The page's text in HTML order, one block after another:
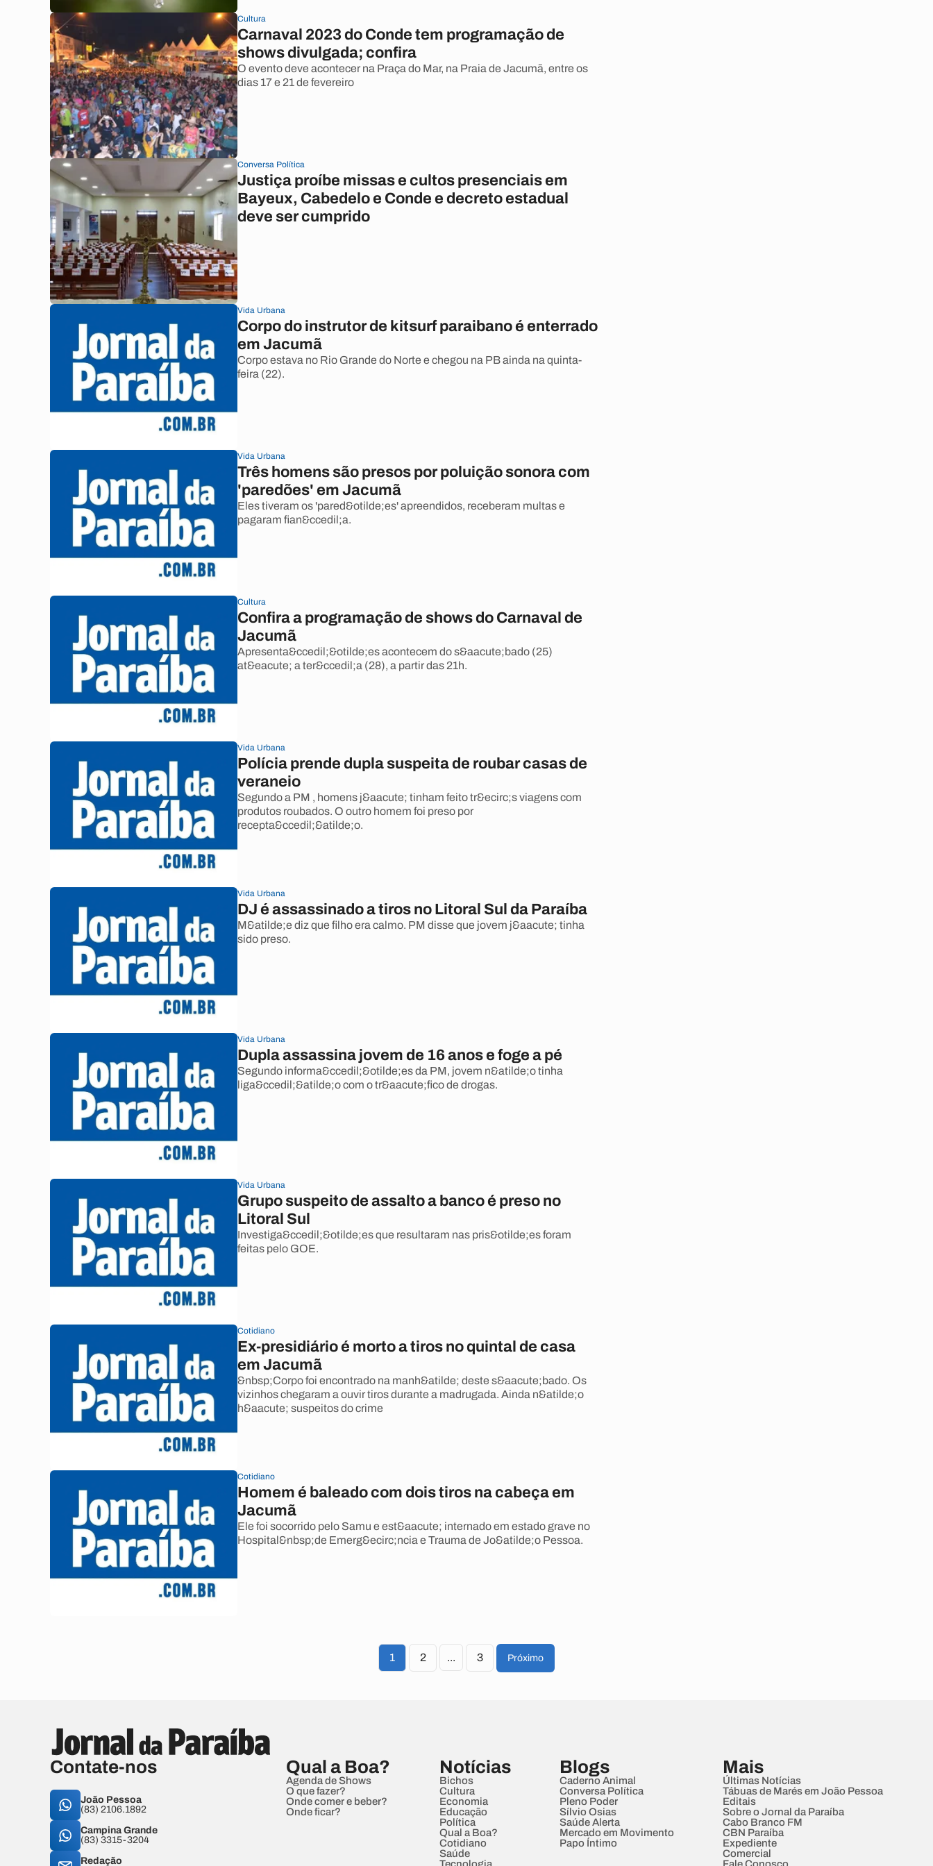
Cultura
Carnaval 2023 do Conde tem programação de
shows divulgada; confira
O evento deve acontecer na Praça do Mar, na Praia de Jacumã, entre os
dias 17 e 21 de fevereiro
Conversa Política
Justiça proíbe missas e cultos presenciais em
Bayeux, Cabedelo e Conde e decreto estadual
deve ser cumprido
Vida Urbana
Corpo do instrutor de kitsurf paraibano é enterrado
em Jacumã
Corpo estava no Rio Grande do Norte e chegou na PB ainda na quinta-
feira (22).
Vida Urbana
Três homens são presos por poluição sonora com
'paredões' em Jacumã
Eles tiveram os 'pared&otilde;es' apreendidos, receberam multas e
pagaram fian&ccedil;a.
Cultura
Confira a programação de shows do Carnaval de
Jacumã
Apresenta&ccedil;&otilde;es acontecem do s&aacute;bado (25)
at&eacute; a ter&ccedil;a (28), a partir das 21h.
Vida Urbana
Polícia prende dupla suspeita de roubar casas de
veraneio
Segundo a PM , homens j&aacute; tinham feito tr&ecirc;s viagens com
produtos roubados. O outro homem foi preso por
recepta&ccedil;&atilde;o.
Vida Urbana
DJ é assassinado a tiros no Litoral Sul da Paraíba
M&atilde;e diz que filho era calmo. PM disse que jovem j&aacute; tinha
sido preso.
Vida Urbana
Dupla assassina jovem de 16 anos e foge a pé
Segundo informa&ccedil;&otilde;es da PM, jovem n&atilde;o tinha
liga&ccedil;&atilde;o com o tr&aacute;fico de drogas.
Vida Urbana
Grupo suspeito de assalto a banco é preso no
Litoral Sul
Investiga&ccedil;&otilde;es que resultaram nas pris&otilde;es foram
feitas pelo GOE.
Cotidiano
Ex-presidiário é morto a tiros no quintal de casa
em Jacumã
&nbsp;Corpo foi encontrado na manh&atilde; deste s&aacute;bado. Os
vizinhos chegaram a ouvir tiros durante a madrugada. Ainda n&atilde;o
h&aacute; suspeitos do crime
Cotidiano
Homem é baleado com dois tiros na cabeça em
Jacumã
Ele foi socorrido pelo Samu e est&aacute; internado em estado grave no
Hospital&nbsp;de Emerg&ecirc;ncia e Trauma de Jo&atilde;o Pessoa.
1 2 ... 3 Próximo
Contate-nos
João Pessoa
(83) 2106.1892
Campina Grande
(83) 3315-3204
Redação
Qual a Boa?
Agenda de Shows
O que fazer?
Onde comer e beber?
Onde ficar?
Notícias
Bichos
Cultura
Economia
Educação
Política
Qual a Boa?
Cotidiano
Saúde
Blogs
Caderno Animal
Conversa Política
Pleno Poder
Sílvio Osias
Saúde Alerta
Mercado em Movimento
Papo Íntimo
Mais
Últimas Notícias
Tábuas de Marés em João Pessoa
Editais
Sobre o Jornal da Paraíba
Cabo Branco FM
CBN Paraíba
Expediente
Comercial